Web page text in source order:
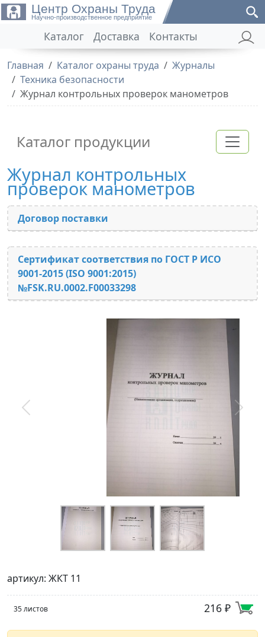
Центр Охраны Труда
Научно-производственное предприятие
Каталог Доставка Контакты
Главная Каталог охраны труда
Журналы
Техника безопасности
Журнал контрольных проверок манометров
Каталог продукции
Журнал контрольных
проверок манометров
Договор поставки
Сертификат соответствия по ГОСТ Р ИСО
9001-2015 (ISO 9001:2015)
№FSK.RU.0002.F00033298
Предыдущий
артикул: ЖКТ 11
35 листов 216 ₽